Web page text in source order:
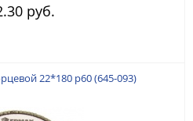
руб.
22*180 р60 (645-093)